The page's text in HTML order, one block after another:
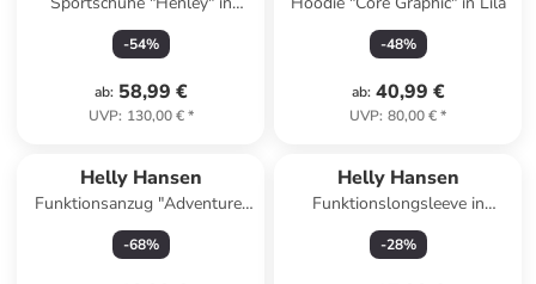
Dunkelblau
-54%
ab: 58,99 €
UVP: 130,00 €*
-48%
ab: 40,99 €
UVP: 80,00 €*
Helly Hansen
Funktionsanzug "Adventure"
in Türkis
-68%
Helly Hansen
Funktionslongsleeve in
Dunkelblau
-28%